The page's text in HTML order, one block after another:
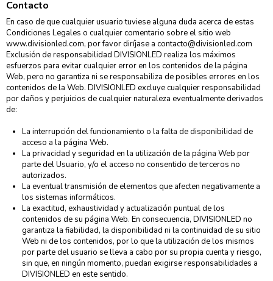
Contacto
En caso de que cualquier usuario tuviese alguna duda acerca de estas
Condiciones Legales o cualquier comentario sobre el sitio web
www.divisionled.com, por favor diríjase a contacto@divisionled.com
Exclusión de responsabilidad DIVISIONLED realiza los máximos
esfuerzos para evitar cualquier error en los contenidos de la página
Web, pero no garantiza ni se responsabiliza de posibles errores en los
contenidos de la Web. DIVISIONLED excluye cualquier responsabilidad
por daños y perjuicios de cualquier naturaleza eventualmente derivados
de:
La interrupción del funcionamiento o la falta de disponibilidad de
acceso a la página Web.
La privacidad y seguridad en la utilización de la página Web por
parte del Usuario, y/o el acceso no consentido de terceros no
autorizados.
La eventual transmisión de elementos que afecten negativamente a
los sistemas informáticos.
La exactitud, exhaustividad y actualización puntual de los
contenidos de su página Web. En consecuencia, DIVISIONLED no
garantiza la fiabilidad, la disponibilidad ni la continuidad de su sitio
Web ni de los contenidos, por lo que la utilización de los mismos
por parte del usuario se lleva a cabo por su propia cuenta y riesgo,
sin que, en ningún momento, puedan exigirse responsabilidades a
DIVISIONLED en este sentido.